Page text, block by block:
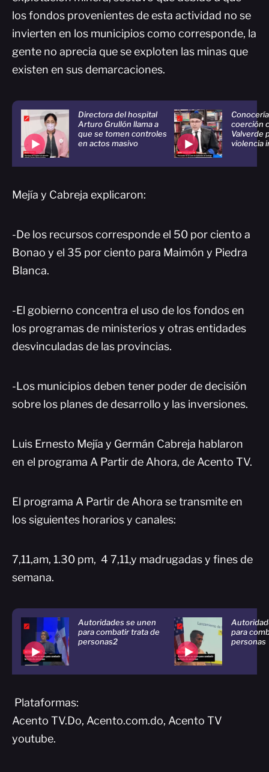
los fondos provenientes de esta actividad no se
invierten en los municipios como corresponde, la
gente no aprecia que se exploten las minas que
existen en sus demarcaciones.
Directora del hospital
Arturo Grullón llama a
que se tomen controles
en actos masivo
coerción
Valverde
violencia
Mejía y Cabreja explicaron:
-De los recursos corresponde el 50 por ciento a
Bonao y el 35 por ciento para Maimón y Piedra
Blanca.
-El gobierno concentra el uso de los fondos en
los programas de ministerios y otras entidades
desvinculadas de las provincias.
-Los municipios deben tener poder de decisión
sobre los planes de desarrollo y las inversiones.
Luis Ernesto Mejía y Germán Cabreja hablaron
en el programa A Partir de Ahora, de Acento TV.
El programa A Partir de Ahora se transmite en
los siguientes horarios y canales:
7,11,am, 1.30 pm, 4 7,11,y madrugadas y fines de
semana.
Autoridades se unen
para combatir trata de
personas2
para
personas
Plataformas:
Acento TV.Do, Acento.com.do, Acento TV
youtube.